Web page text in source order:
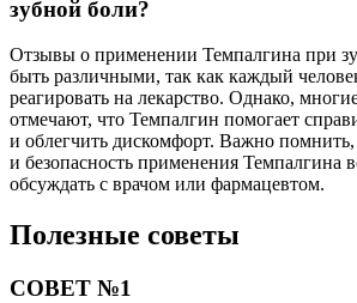
зубной боли?
Отзывы о применении Темпалгина при
быть различными, так как каждый
реагировать на лекарство. Однако,
отмечают, что Темпалгин помогает
и облегчить дискомфорт. Важно
и безопасность применения Темпалгина
обсуждать с врачом или фармацевтом.
Полезные советы
СОВЕТ №1